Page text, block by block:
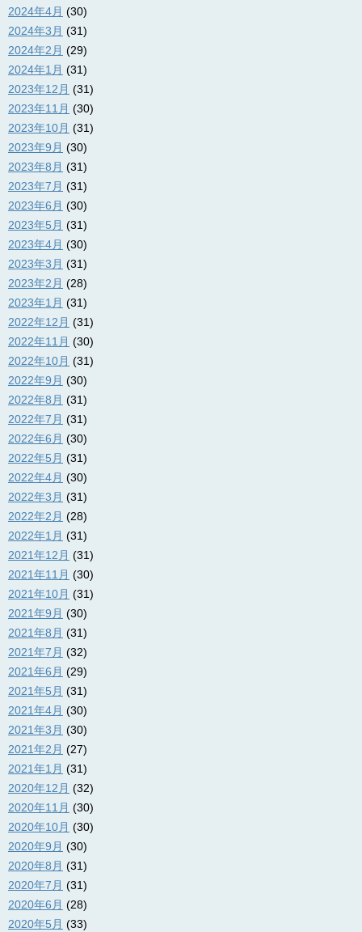
2024年4月 (30)
2024年3月 (31)
2024年2月 (29)
2024年1月 (31)
2023年12月 (31)
2023年11月 (30)
2023年10月 (31)
2023年9月 (30)
2023年8月 (31)
2023年7月 (31)
2023年6月 (30)
2023年5月 (31)
2023年4月 (30)
2023年3月 (31)
2023年2月 (28)
2023年1月 (31)
2022年12月 (31)
2022年11月 (30)
2022年10月 (31)
2022年9月 (30)
2022年8月 (31)
2022年7月 (31)
2022年6月 (30)
2022年5月 (31)
2022年4月 (30)
2022年3月 (31)
2022年2月 (28)
2022年1月 (31)
2021年12月 (31)
2021年11月 (30)
2021年10月 (31)
2021年9月 (30)
2021年8月 (31)
2021年7月 (32)
2021年6月 (29)
2021年5月 (31)
2021年4月 (30)
2021年3月 (30)
2021年2月 (27)
2021年1月 (31)
2020年12月 (32)
2020年11月 (30)
2020年10月 (30)
2020年9月 (30)
2020年8月 (31)
2020年7月 (31)
2020年6月 (28)
2020年5月 (33)